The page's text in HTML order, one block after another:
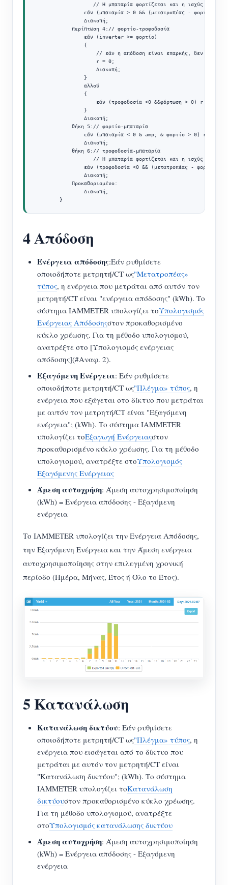
// Η μπαταρία φορτίζεται και η ισχύς του
εάν (μπαταρία > 0 && (μετατροπέας - φορτίο) >
                Διακοπή;
            περίπτωση 4:// φορτίο-τροφοδοσία
                εάν (inverter >= φορτίο)
                {
// εάν η απόδοση είναι επαρκής, δεν
                    r = 0;
                    Διακοπή;
                }
                αλλού
                {
                    εάν (τροφοδοσία <0 &&φόρτωση > 0) r = 2;
                }
                Διακοπή;
            θήκη 5:// φορτίο-μπαταρία
                εάν (μπαταρία < 0 & amp; & φορτίο > 0) r = 2;
                Διακοπή;
            θήκη 6:// τροφοδοσία-μπαταρία
// Η μπαταρία φορτίζεται και η ισχύς του
εάν (τροφοδοσία <0 && (μετατροπέας - φορτίο)
                Διακοπή;
            Προκαθορισμένο:
                Διακοπή;
        }
4 Απόδοση
Ενέργεια απόδοσης:Εάν ρυθμίσετε
οποιοδήποτε μετρητή/CT ως"Μετατροπέας»
τύπος, η ενέργεια που μετράται από αυτόν τον
μετρητή/CT είναι "ενέργεια απόδοσης" (kWh). Το
σύστημα IAMMETER υπολογίζει τοΥπολογισμός
Ενέργειας Απόδοσηςστον προκαθορισμένο
κύκλο χρέωσης. Για τη μέθοδο υπολογισμού,
ανατρέξτε στο [Υπολογισμός ενέργειας
απόδοσης](#Αναφ. 2).
Εξαγόμενη Ενέργεια: Εάν ρυθμίσετε
οποιοδήποτε μετρητή/CT ως"Πλέγμα» τύπος, η
ενέργεια που εξάγεται στο δίκτυο που μετράται
με αυτόν τον μετρητή/CT είναι "Εξαγόμενη
ενέργεια"; (kWh). Το σύστημα IAMMETER
υπολογίζει τοΕξαγωγή Ενέργειαςστον
προκαθορισμένο κύκλο χρέωσης. Για τη μέθοδο
υπολογισμού, ανατρέξτε στοΥπολογισμός
Εξαγόμενης Ενέργειας
Άμεση αυτοχρήση: Άμεση αυτοχρησιμοποίηση
(kWh) = Ενέργεια απόδοσης - Εξαγόμενη
ενέργεια
Το IAMMETER υπολογίζει την Ενέργεια Απόδοσης,
την Εξαγόμενη Ενέργεια και την Άμεση ενέργεια
αυτοχρησιμοποίησης στην επιλεγμένη χρονική
περίοδο (Ημέρα, Μήνας, Έτος ή Όλο το Έτος).
5 Κατανάλωση
Κατανάλωση δικτύου: Εάν ρυθμίσετε
οποιοδήποτε μετρητή/CT ως"Πλέγμα» τύπος, η
ενέργεια που εισάγεται από το δίκτυο που
μετράται με αυτόν τον μετρητή/CT είναι
"Κατανάλωση δικτύου"; (kWh). Το σύστημα
IAMMETER υπολογίζει τοΚατανάλωση
δικτύουστον προκαθορισμένο κύκλο χρέωσης.
Για τη μέθοδο υπολογισμού, ανατρέξτε
στοΥπολογισμός κατανάλωσης δικτύου
Άμεση αυτοχρήση: Άμεση αυτοχρησιμοποίηση
(kWh) = Ενέργεια απόδοσης - Εξαγόμενη
ενέργεια